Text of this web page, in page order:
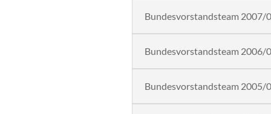
Bundesvorstandsteam 2007/
Bundesvorstandsteam 2006/
Bundesvorstandsteam 2005/